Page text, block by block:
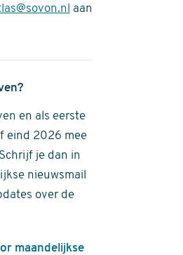
aan
en als eerste
eind 2026 mee
je dan in
nieuwsmail
over de
maandelijkse